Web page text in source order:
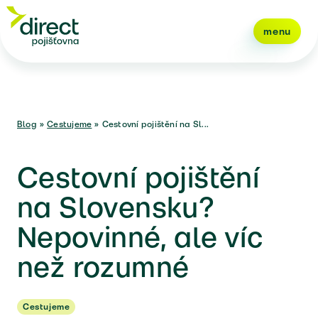
menu
Blog » Cestujeme » Cestovní pojištění na Sl...
Cestovní pojištění
na Slovensku?
Nepovinné, ale víc
než rozumné
Cestujeme